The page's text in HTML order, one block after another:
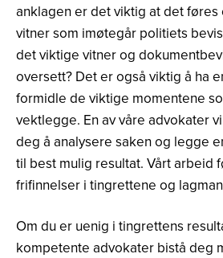
anklagen er det viktig at det føres
vitner som imøtegår politiets
det viktige vitner og
oversett? Det er også viktig å ha
formidle de viktige momentene
vektlegge. En av våre advokater
deg å analysere saken og legge
til best mulig resultat. Vårt arbeid
frifinnelser i tingrettene og
Om du er uenig i tingrettens
kompetente advokater bistå deg